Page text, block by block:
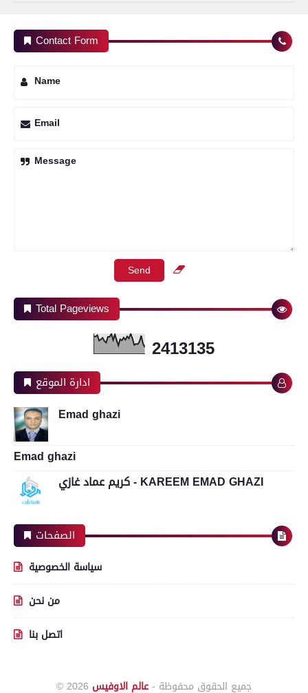
Contact Form
Name
Email
Message
Total Pageviews
2413135
ادارة الموقع
Emad ghazi
Emad ghazi
كريم عماد غازي - KAREEM EMAD GHAZI
الصفحات
سياسة الخصوصية
من نحن
اتصل بنا
© 2026 جميع الحقوق محفوظة -عالم الاوفيس